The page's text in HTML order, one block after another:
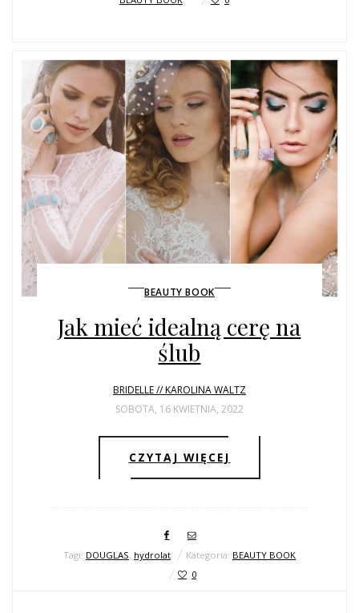
BEAUTY BOOK
Jak mieć idealną cerę na
ślub
BRIDELLE // KAROLINA WALTZ
SOBOTA, 16 KWIETNIA, 2022
CZYTAJ WIĘCEJ
Tagi: DOUGLAS, hydrolat Kategoria: BEAUTY BOOK
0